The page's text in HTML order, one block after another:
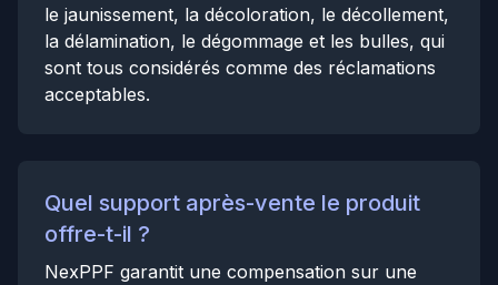
le jaunissement, la décoloration, le décollement,
la délamination, le dégommage et les bulles, qui
sont tous considérés comme des réclamations
acceptables.
Quel support après-vente le produit
offre-t-il ?
NexPPF garantit une compensation sur une